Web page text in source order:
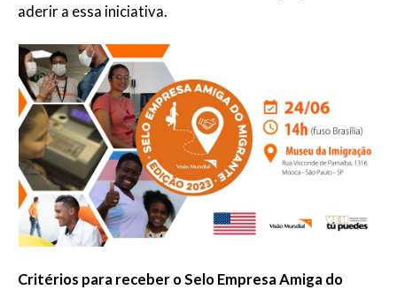
aderir a essa iniciativa.
Critérios para receber o Selo Empresa Amiga do